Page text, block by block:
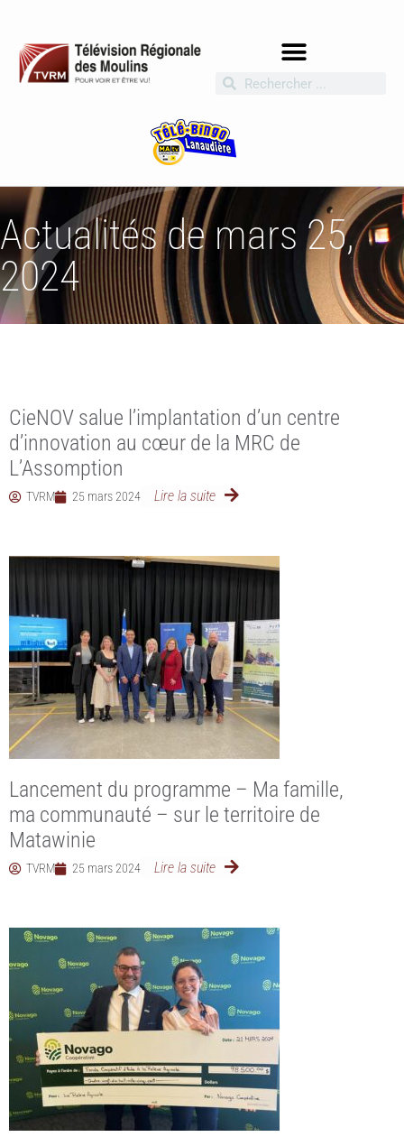
Actualités de mars 25,
2024
CieNOV salue l’implantation d’un centre
d’innovation au cœur de la MRC de
L’Assomption
TVRM 25 mars 2024 Lire la suite
Lancement du programme – Ma famille,
ma communauté – sur le territoire de
Matawinie
TVRM 25 mars 2024 Lire la suite